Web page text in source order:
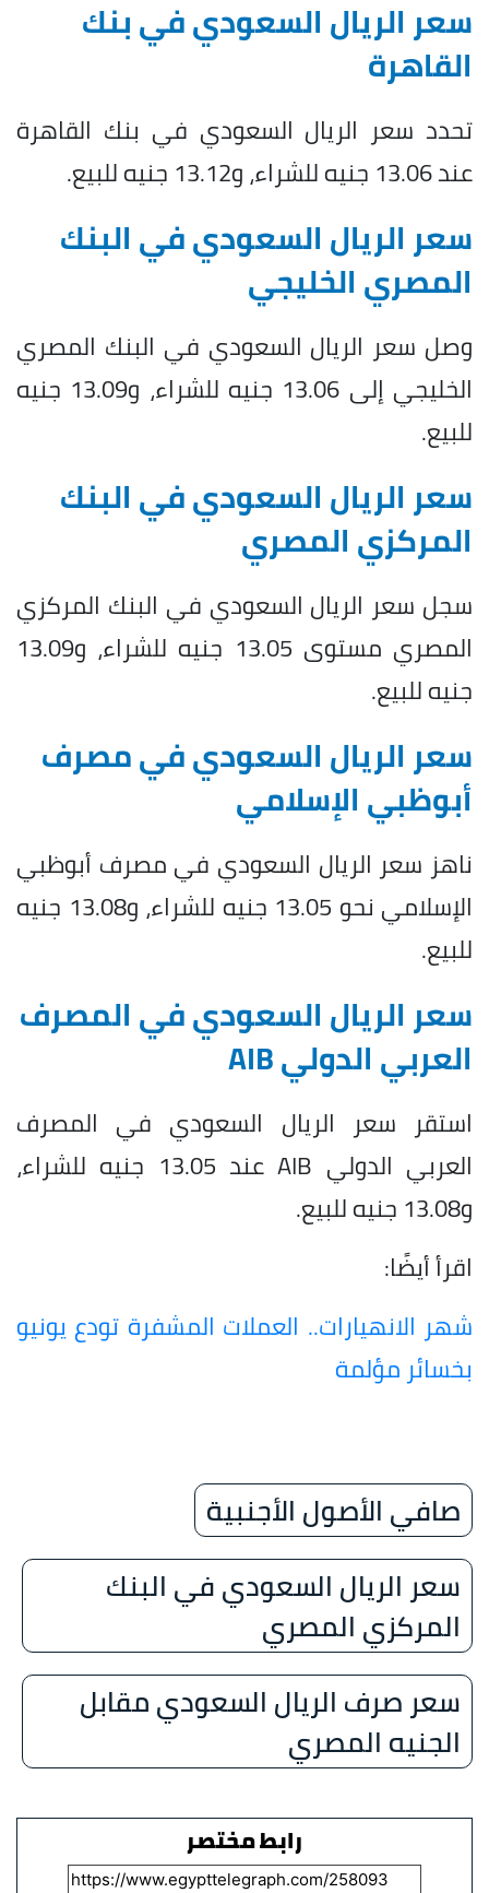
سعر الريال السعودي في بنك
القاهرة
تحدد سعر الريال السعودي في بنك القاهرة
عند 13.06 جنيه للشراء، و13.12 جنيه للبيع.
سعر الريال السعودي في البنك
المصري الخليجي
وصل سعر الريال السعودي في البنك المصري
الخليجي إلى 13.06 جنيه للشراء، و13.09 جنيه
للبيع.
سعر الريال السعودي في البنك
المركزي المصري
سجل سعر الريال السعودي في البنك المركزي
المصري مستوى 13.05 جنيه للشراء، و13.09
جنيه للبيع.
سعر الريال السعودي في مصرف
أبوظبي الإسلامي
ناهز سعر الريال السعودي في مصرف أبوظبي
الإسلامي نحو 13.05 جنيه للشراء، و13.08 جنيه
للبيع.
سعر الريال السعودي في المصرف
العربي الدولي AIB
استقر سعر الريال السعودي في المصرف
العربي الدولي AIB عند 13.05 جنيه للشراء،
و13.08 جنيه للبيع.
اقرأ أيضًا:
شهر الانهيارات.. العملات المشفرة تودع يونيو
بخسائر مؤلمة
صافي الأصول الأجنبية
سعر الريال السعودي في البنك
المركزي المصري
سعر صرف الريال السعودي مقابل
الجنيه المصري
رابط مختصر